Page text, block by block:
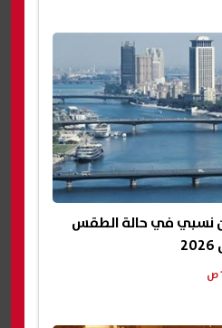
نسبي في حالة الطقس